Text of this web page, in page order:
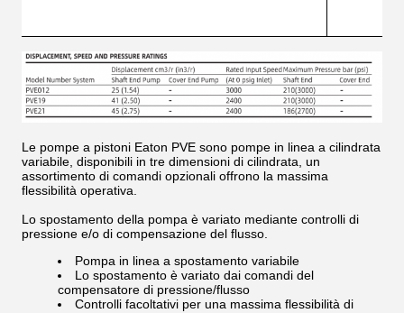
Le pompe a pistoni Eaton PVE sono pompe in linea a cilindrata
variabile, disponibili in tre dimensioni di cilindrata, un
assortimento di comandi opzionali offrono la massima
flessibilità operativa.
Lo spostamento della pompa è variato mediante controlli di
pressione e/o di compensazione del flusso.
Pompa in linea a spostamento variabile
Lo spostamento è variato dai comandi del
compensatore di pressione/flusso
Controlli facoltativi per una massima flessibilità di